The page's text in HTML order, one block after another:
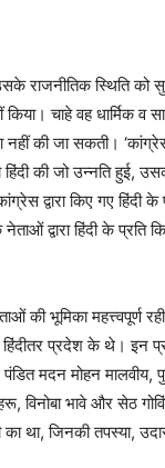
राजनीतिक स्थिति को
चाहे वह धार्मिक व
नहीं की जा सकती।
की जो उन्नति हुई,
द्वारा किए गए हिंदी
द्वारा हिंदी के प्रति
की भूमिका महत्त्वपूर्ण
हिंदीतर प्रदेश के थे।
मदन मोहन मालवीय,
विनोबा भावे और सेठ
था, जिनकी तपस्या,